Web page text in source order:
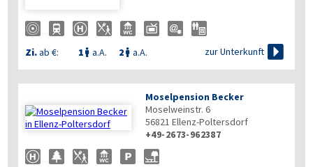
Zi.ab €: 1  a.A. 2  a.A. zur Unterkunft 
Moselpension Becker
Moselweinstr. 6
56821 Ellenz-Poltersdorf
+49-2673-962387